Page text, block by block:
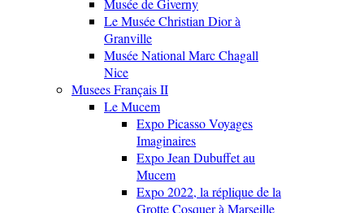
Musée de Giverny
Le Musée Christian Dior à
Granville
Musée National Marc Chagall
Nice
Musees Français II
Le Mucem
Expo Picasso Voyages
Imaginaires
Expo Jean Dubuffet au
Mucem
Expo 2022, la réplique de la
Grotte Cosquer à Marseille